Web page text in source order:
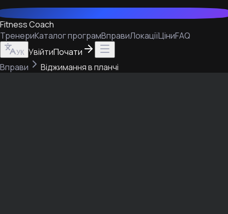
Fitness Coach
ТренериКаталог програмВправиЛокаціїЦіниFAQ
УК УвійтиПочати
Вправи
Віджимання в планчі